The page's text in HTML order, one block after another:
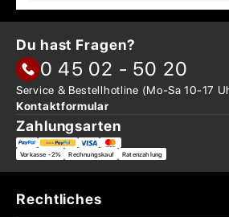
Du hast Fragen?
0 45 02 - 50 20
Service & Bestellhotline (Mo-Sa 10-17
Kontaktformular
Zahlungsarten
Vorkasse -2% Rechnungskauf Ratenzahlung
Rechtliches